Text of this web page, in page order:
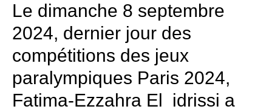
Le dimanche 8 septembre
2024, dernier jour des
compétitions des jeux
paralympiques Paris 2024,
Fatima-Ezzahra El idrissi a